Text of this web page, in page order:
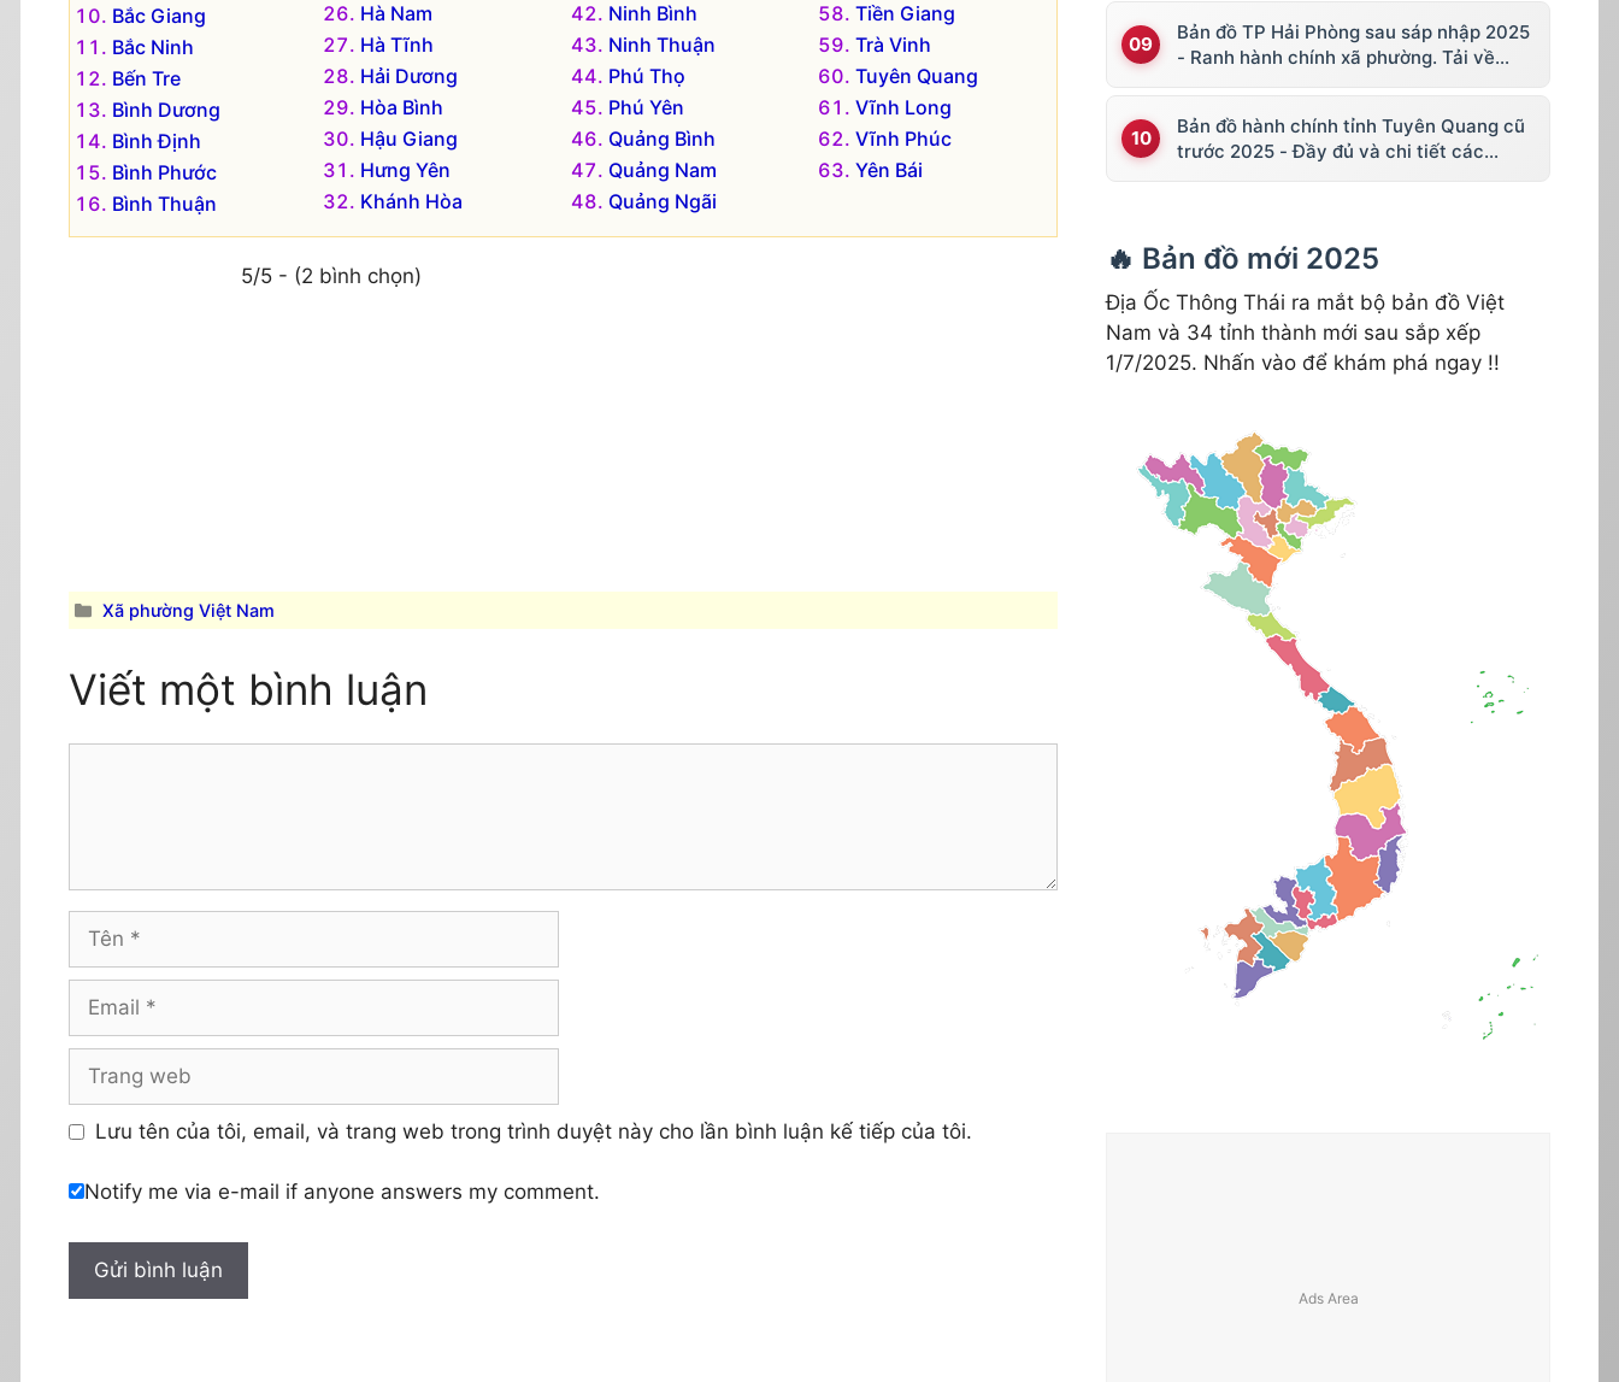
Bắc Giang
Bắc Ninh
Bến Tre
Bình Dương
Bình Định
Bình Phước
Bình Thuận
Hà Nam
Hà Tĩnh
Hải Dương
Hòa Bình
Hậu Giang
Hưng Yên
Khánh Hòa
Ninh Bình
Ninh Thuận
Phú Thọ
Phú Yên
Quảng Bình
Quảng Nam
Quảng Ngãi
Tiền Giang
Trà Vinh
Tuyên Quang
Vĩnh Long
Vĩnh Phúc
Yên Bái
5/5 - (2 bình chọn)
Danh
mục
Xã phường Việt Nam
Viết một bình luận
web
Lưu tên của tôi, email, và trang web trong trình duyệt này cho lần bình luận kế tiếp của tôi.
Notify me via e-mail if anyone answers my comment.
Bản đồ TP Hải Phòng sau sáp nhập 2025
- Ranh hành chính xã phường. Tải về
Bản đồ hành chính tỉnh Tuyên Quang cũ
trước 2025 - Đầy đủ và chi tiết các
🔥 Bản đồ mới 2025
Địa Ốc Thông Thái ra mắt bộ bản đồ Việt
Nam và 34 tỉnh thành mới sau sắp xếp
1/7/2025. Nhấn vào để khám phá ngay !!